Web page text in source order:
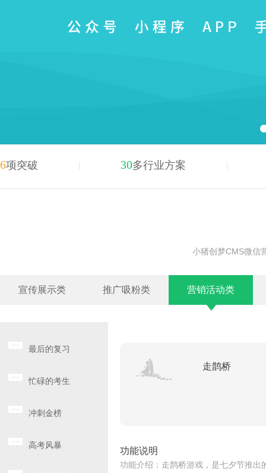
6项突破 30多行业方案
小猪创梦CMS微信
宣传展示类 推广吸粉类 营销活动类
最后的复习
忙碌的考生
冲刺金榜
高考风暴
走鹊桥
功能说明
功能介绍：走鹊桥游戏，是七夕节推出